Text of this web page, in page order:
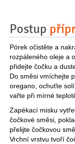
Postup
Pórek očistěte a
rozpáleného oleje a
přidejte čočku a
Do směsi vmíchejte
oregano, ochuťte
vařte při mírné
Zapékací misku
čočkové směsi,
přelijte čočkovou
Vrchní vrstvu tvoří